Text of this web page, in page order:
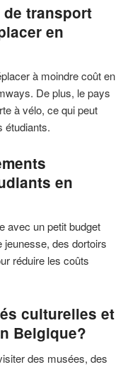
transport
en
à moindre coût en
De plus, le pays
à vélo, ce qui peut
étudiants.
en
avec un petit budget
jeunesse, des dortoirs
réduire les coûts
culturelles et
Belgique?
des musées, des